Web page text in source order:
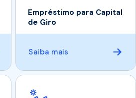
Empréstimo para Capital
de Giro
Saiba mais